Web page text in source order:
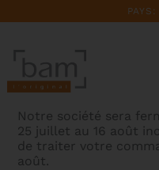
PAYS:
Notre société sera
25 juillet au 16 août
de traiter votre
août.